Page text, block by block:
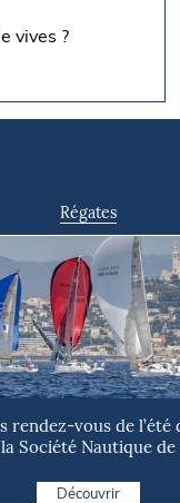
vives ?
Régates
rendez-vous de l’été
la Société Nautique de
Découvrir